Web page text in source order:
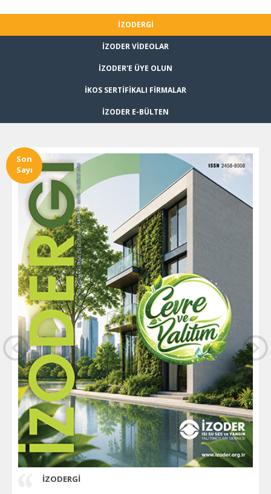
İZODERGİ
İZODER VİDEOLAR
İZODER'E ÜYE OLUN
İKOS SERTİFİKALI FİRMALAR
İZODER E-BÜLTEN
İZODERGİ
Son
Sayı